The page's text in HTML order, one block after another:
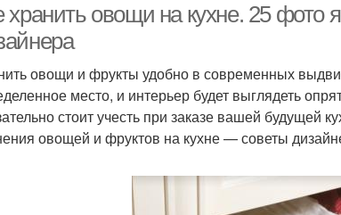
хранить овощи на кухне. 25
овощи и фрукты удобно в современных
место, и интерьер будет выглядеть
стоит учесть при заказе вашей будущей
овощей и фруктов на кухне — советы